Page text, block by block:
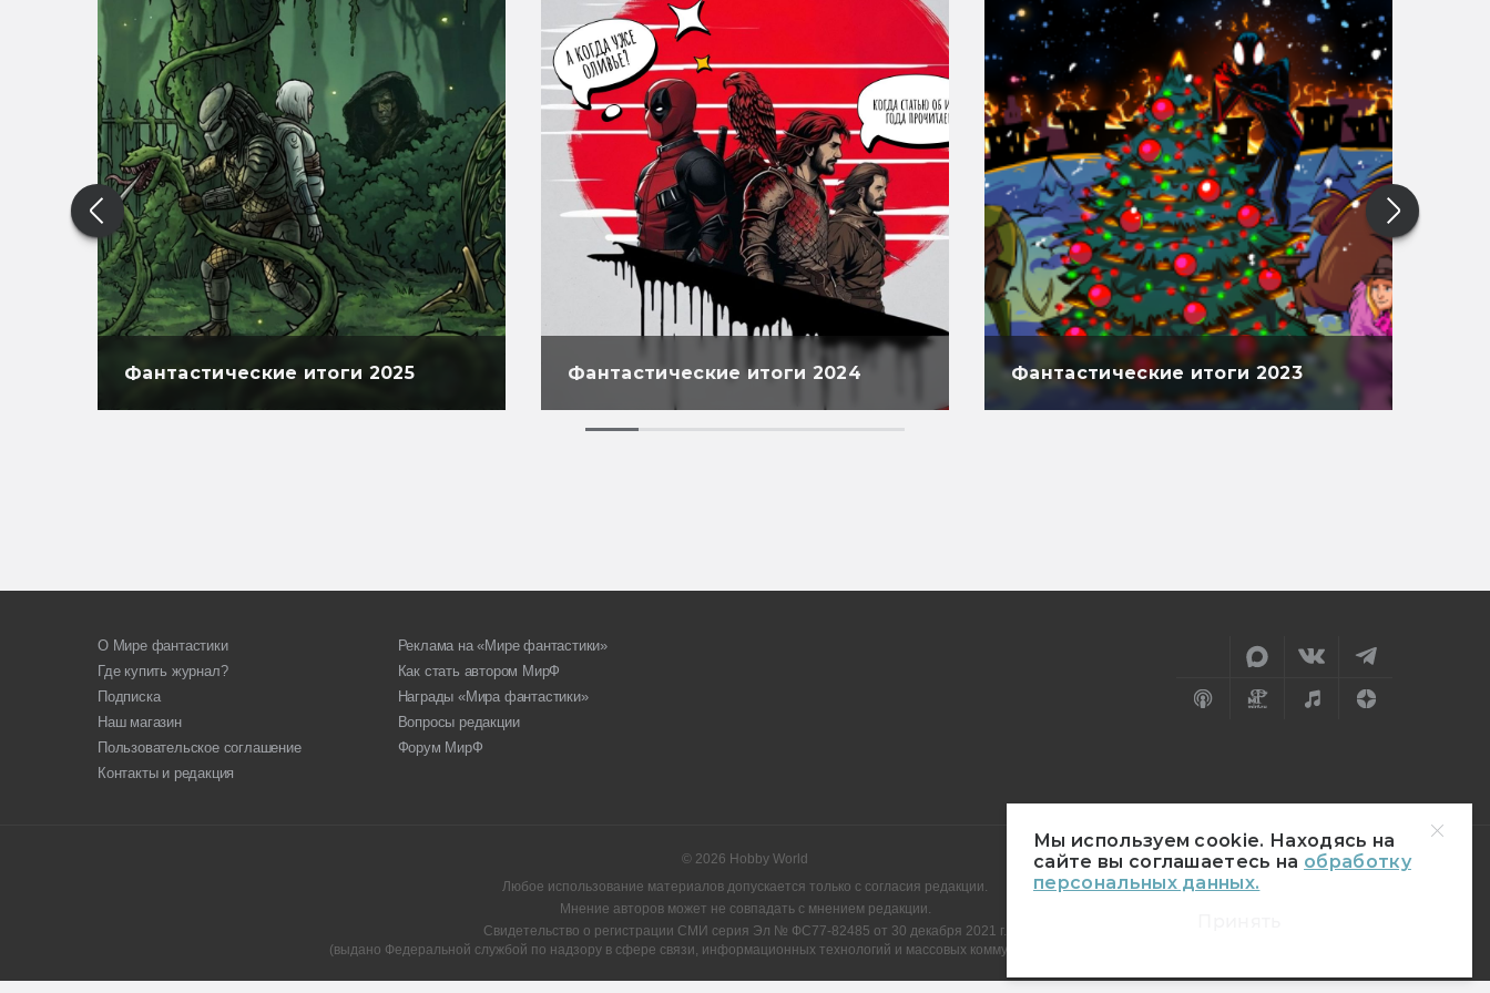
Мы используем cookie. Находясь на
сайте вы соглашаетесь на обработку
персональных данных.
Фантастические итоги 2025 Фантастические итоги 2024 Фантастические итоги 2023
О Мире фантастики
Где купить журнал?
Подписка
Наш магазин
Пользовательское соглашение
Контакты и редакция
Реклама на «Мире фантастики»
Как стать автором МирФ
Награды «Мира фантастики»
Вопросы редакции
Форум МирФ
© 2026 Hobby World
Любое использование материалов допускается только с согласия редакции.
Мнение авторов может не совпадать с мнением редакции.
Свидетельство о регистрации СМИ серия Эл № ФС77-82485 от 30 декабря 2021 г.
(выдано Федеральной службой по надзору в сфере связи, информационных технологий и массовых коммуникаций (Роскомнадзор)